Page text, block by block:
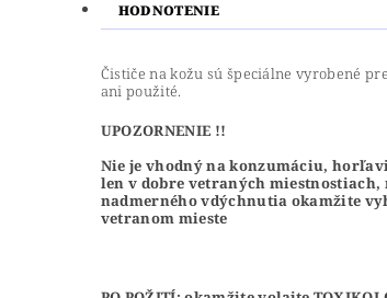
HODNOTENIE
Čističe na kožu sú špeciálne vyrobené
ani použité.
UPOZORNENIE !!
Nie je vhodný na konzumáciu,
len v dobre vetraných
nadmerného vdýchnutia okamžite
vetranom mieste